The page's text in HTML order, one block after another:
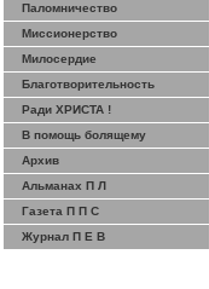
Паломничество
Миссионерство
Милосердие
Благотворительность
Ради ХРИСТА !
В помощь болящему
Архив
Альманах П Л
Газета П П С
Журнал П Е В